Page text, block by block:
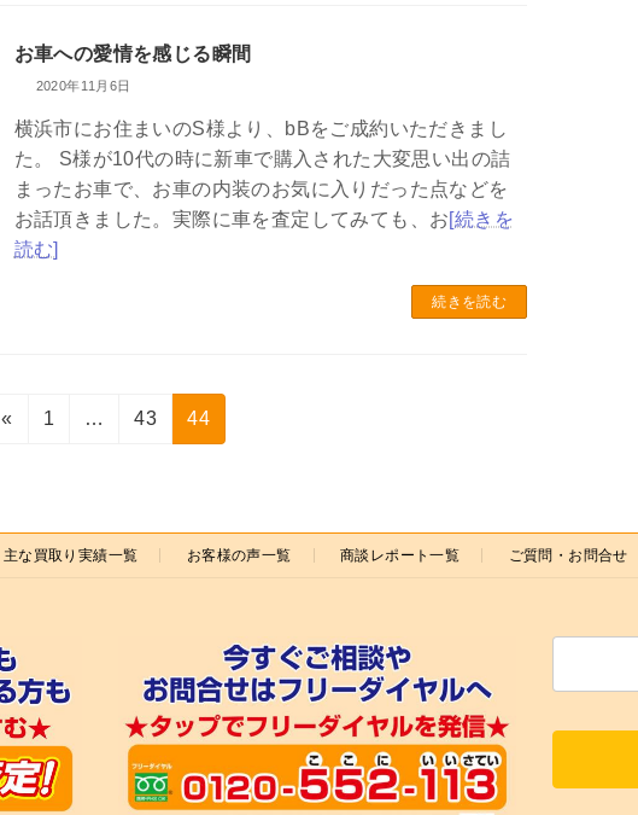
お車への愛情を感じる瞬間
2020年11月6日
横浜市にお住まいのS様より、bBをご成約いただきまし
た。 S様が10代の時に新車で購入された大変思い出の詰
まったお車で、お車の内装のお気に入りだった点などを
お話頂きました。実際に車を査定してみても、お[続きを
読む]
続きを読む
«
固
ジ
1 …
固
ジ
43
固
定
ジ
44
主な買取り実績一覧 お客様の声一覧 商談レポート一覧 ご質問・お問合せ